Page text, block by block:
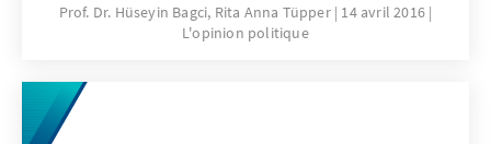
Prof. Dr. Hüseyin Bagci, Rita Anna Tüpper 14 avril 2016
L'opinion politique